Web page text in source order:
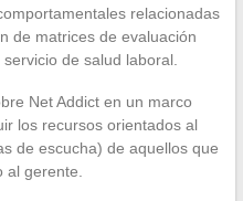
relacionadas
de matrices de evaluación
de salud laboral.
Net Addict en un marco
los recursos orientados al
de escucha) de aquellos que
gerente.